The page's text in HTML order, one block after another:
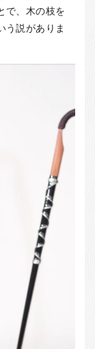
で、木の枝を
う説がありま